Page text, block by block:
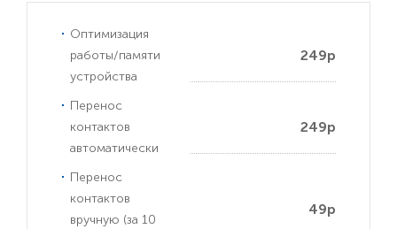
Оптимизация
работы/памяти
устройства
249р
Перенос
контактов
автоматически
249р
Перенос
контактов
вручную (за 10
49р